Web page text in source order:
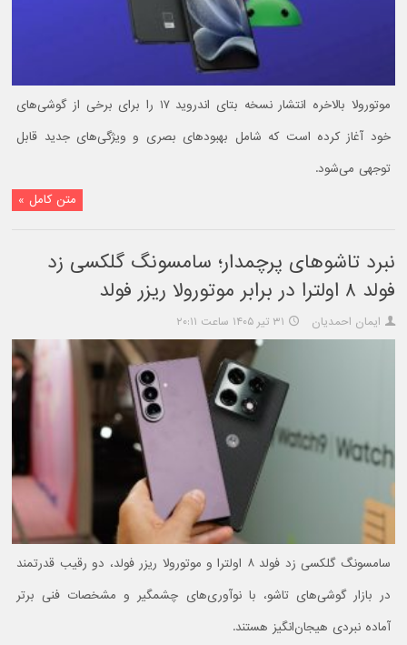
موتورولا بالاخره انتشار نسخه بتای اندروید ۱۷ را برای برخی از گوشی‌های
خود آغاز کرده است که شامل بهبودهای بصری و ویژگی‌های جدید قابل
توجهی می‌شود.
متن کامل »
نبرد تاشوهای پرچمدار؛ سامسونگ گلکسی زد
فولد ۸ اولترا در برابر موتورولا ریزر فولد
ایمان احمدیان ۳۱ تیر ۱۴۰۵ ساعت ۲۰:۱۱
سامسونگ گلکسی زد فولد ۸ اولترا و موتورولا ریزر فولد، دو رقیب قدرتمند
در بازار گوشی‌های تاشو، با نوآوری‌های چشمگیر و مشخصات فنی برتر
آماده نبردی هیجان‌انگیز هستند.